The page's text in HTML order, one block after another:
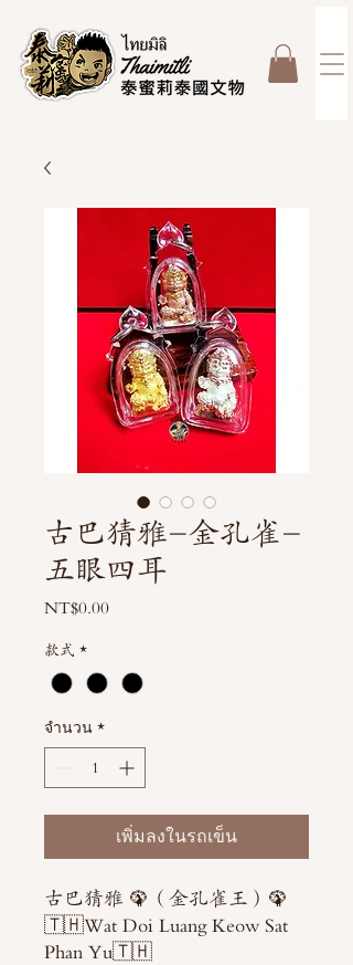
古巴猜雅-金孔雀-
五眼四耳
NT$0.00ราคา
款式 *
จำนวน *
เพิ่มลงในรถเข็น
古巴猜雅 🦚（金孔雀王）🦚
🇹🇭Wat Doi Luang Keow Sat
Phan Yu🇹🇭